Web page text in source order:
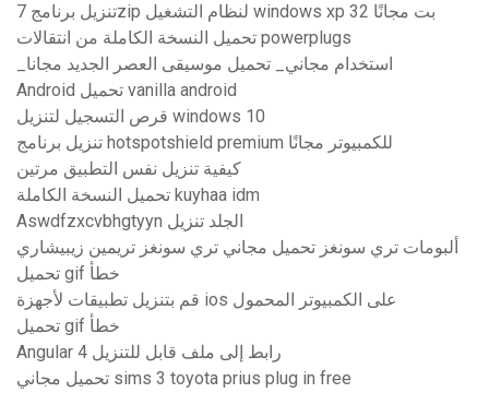
تنزيل برنامج 7zip لنظام التشغيل windows xp 32 بت مجانًا
تحميل النسخة الكاملة من انتقالات powerplugs
_استخدام مجاني_ تحميل موسيقى العصر الجديد مجانا
Android تحميل vanilla android
قرص التسجيل لتنزيل windows 10
تنزيل برنامج hotspotshield premium للكمبيوتر مجانًا
كيفية تنزيل نفس التطبيق مرتين
تحميل النسخة الكاملة kuyhaa idm
Aswdfzxcvbhgtyyn الجلد تنزيل
ألبومات تري سونغز تحميل مجاني تري سونغز تريمين زيبيشاري
تحميل gif خطأ
قم بتنزيل تطبيقات لأجهزة ios على الكمبيوتر المحمول
تحميل gif خطأ
Angular 4 رابط إلى ملف قابل للتنزيل
تحميل مجاني sims 3 toyota prius plug in free